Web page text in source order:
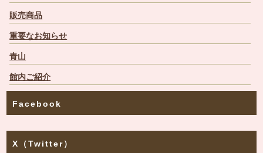
販売商品
重要なお知らせ
青山
館内ご紹介
Facebook
X（Twitter）